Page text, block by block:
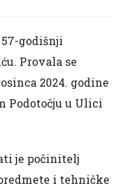
godišnji
Provala se
2024. godine
Podotočju u Ulici
je počinitelj
i tehničke